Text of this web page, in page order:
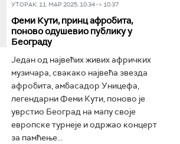
УТОРАК, 11. МАР 2025, 10:34 -> 10:37
Феми Кути, принц афробита,
поново одушевио публику у
Београду
Један од највећих живих афричких
музичара, свакако највећа звезда
афробита, амбасадор Уницефа,
легендарни Феми Кути, поново је
уврстио Београд на мапу своје
европске турнеје и одржао концерт
за памћење...